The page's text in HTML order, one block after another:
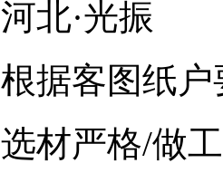
河北·光振
根据客图纸
选材严格/做